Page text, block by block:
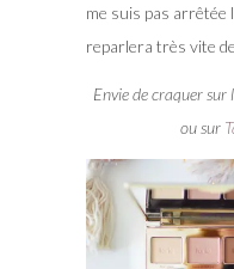
me suis pas arrêtée
reparlera très vite
Envie de craquer sur
ou sur